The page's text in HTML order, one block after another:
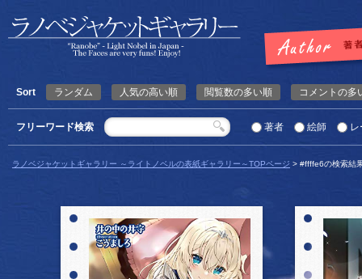
Sort ランダム 人気の高い順 閲覧数の多い順 コメントの多
フリーワード検索 著者 絵師 レ
ラノベジャケットギャラリー ～ライトノベルの表紙ギャラリー～TOPページ > #ffffe6の検索結